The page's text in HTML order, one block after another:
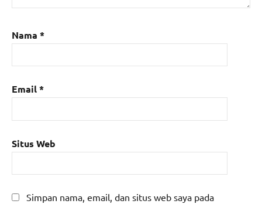
Nama *
Email*
Situs Web
Simpan nama, email, dan situs web saya pada